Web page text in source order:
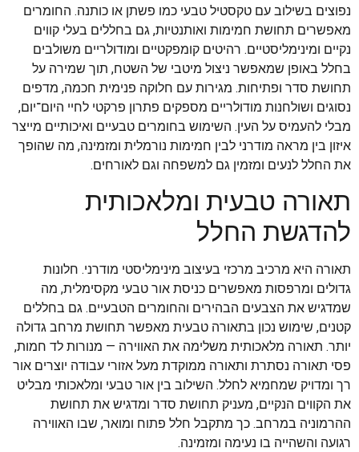
נפוצים בשילוב עם טקסטיל טבעי כמו פשתן או כותנה. החומרים
מאפשרים תחושת חמימות ואותנטיות, גם בחללים בעלי קווים
נקיים ומינימליסטיים. רהיטים קומפקטיים ומודולריים משולבים
בחלל באופן שמאפשר ניצול מיטבי של השטח, תוך שמירה על
תחושת סדר ופתיחות. מגירות עם חלוקה פנימית חכמה, מדפים
נסוגים ושולחנות מודולריים מספקים פתרון פרקטי לחיי היום־יום,
מבלי להעמיס על העין. השימוש בחומרים טבעיים ואיכותיים מייצר
איזון בין מראה מודרני לבין חמימות נורמלית ומזמינה, מה שהופך
את החלל לנעים ומזמין גם למשפחה וגם לאורחים.
תאורה טבעית ומלאכותית
להדגשת החלל
תאורה היא מרכיב מרכזי בעיצוב מינימליסטי מודרני. חלונות
גדולים ומרפסות מאפשרים כניסת אור טבעי מקסימלית, מה
שמדגיש את הצבעים הבהירים והחומרים הטבעיים. גם בחללים
קטנים, שימוש נכון בתאורה טבעית מאפשר תחושת מרחב גדולה
יותר. תאורה מלאכותית משלימה את האווירה — מנורות לד חמות,
פסי תאורה נסתרת ותאורה ממוקדת מעל אזורי עבודה יוצרים אור
רך ומדויק שמחמיא לחלל. השילוב בין אור טבעי ומלאכותי מבליט
את הקווים הנקיים, מעניק תחושת סדר ומדגיש את תחושת
ההרמוניה במרחב. כך מתקבל חלל פתוח ומואר, שבו האווירה
רגועה והשהייה בו נעימה ומזמינה.